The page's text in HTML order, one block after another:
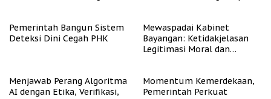
Pemerintah Bangun Sistem
Deteksi Dini Cegah PHK
Mewaspadai Kabinet
Bayangan: Ketidakjelasan
Legitimasi Moral dan
Menjawab Perang Algoritma
AI dengan Etika, Verifikasi,
Momentum Kemerdekaan,
Pemerintah Perkuat